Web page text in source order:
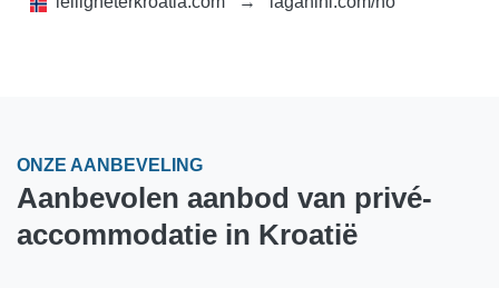
ONZE AANBEVELING
Aanbevolen aanbod van privé-
accommodatie in Kroatië